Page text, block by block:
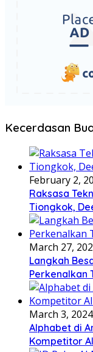
Kecerdasan
February 2,
Raksasa
Tiongkok,
March 27,
Langkah
Perkenalkan
March 3, 2024
Alphabet di
Kompetitor AI